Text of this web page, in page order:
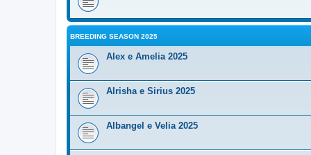
BREEDING SEASON 2025
Alex e Amelia 2025
Alrisha e Sirius 2025
Albangel e Velia 2025